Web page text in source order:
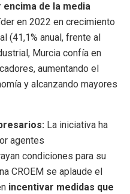
de la media
en 2022 en crecimiento
(41,1% anual, frente al
Murcia confía en
aumentando el
y alcanzando mayores
La iniciativa ha
agentes
condiciones para su
CROEM se aplaude el
incentivar medidas que